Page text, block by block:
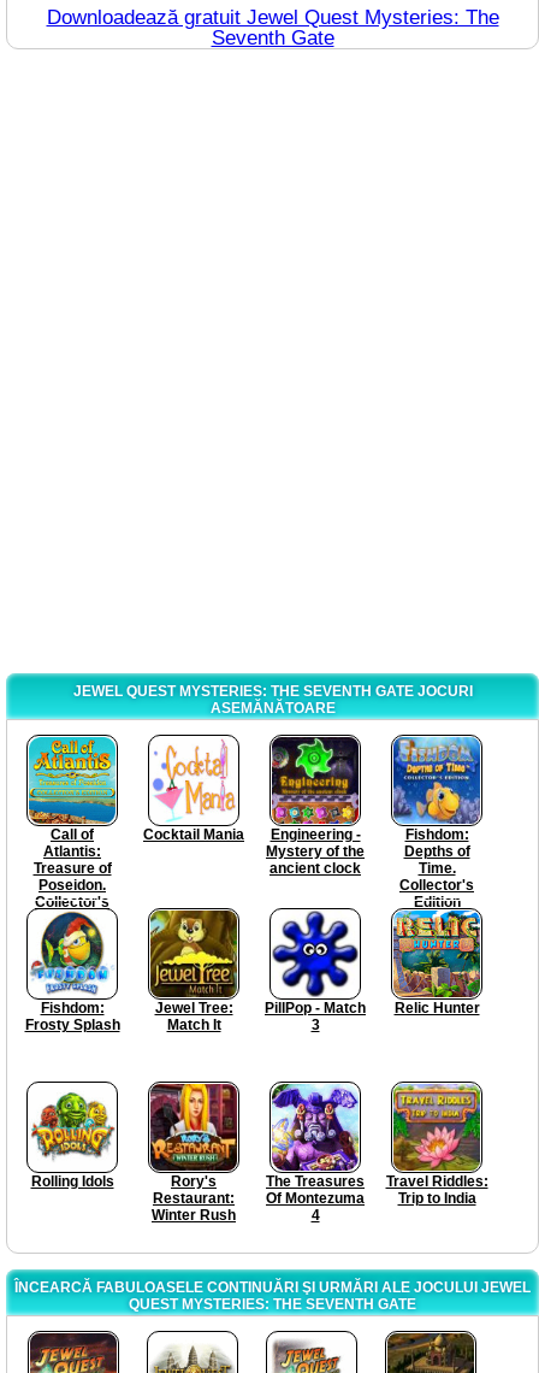
Downloadează gratuit Jewel Quest Mysteries: The
Seventh Gate
JEWEL QUEST MYSTERIES: THE SEVENTH GATE JOCURI
ASEMĂNĂTOARE
Call of
Atlantis:
Treasure of
Poseidon.
Collector's
Edition
Cocktail Mania
Engineering -
Mystery of the
ancient clock
Fishdom:
Depths of
Time.
Collector's
Edition
Fishdom:
Frosty Splash
Jewel Tree:
Match It
PillPop - Match
3
Relic Hunter
Rolling Idols
Rory's
Restaurant:
Winter Rush
The Treasures
Of Montezuma
4
Travel Riddles:
Trip to India
ÎNCEARCĂ FABULOASELE CONTINUĂRI ŞI URMĂRI ALE JOCULUI JEWEL
QUEST MYSTERIES: THE SEVENTH GATE